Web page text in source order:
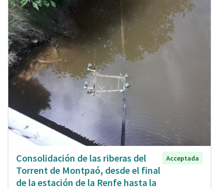
Consolidación de las riberas del
Torrent de Montpaó, desde el final
de la estación de la Renfe hasta la
Acceptada